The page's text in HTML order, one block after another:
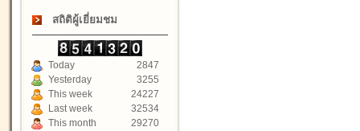
สถิติผู้เยี่ยมชม
Today
2847
Yesterday
3255
This week
24227
Last week
32534
This month
29270